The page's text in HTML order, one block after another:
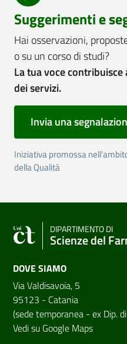
Suggerimenti e
Hai osservazioni,
o su un corso di studi?
La tua voce
dei servizi.
Invia una
Iniziativa promossa
della Qualità
DIPARTIMENTO DI
Scienze del
DOVE SIAMO
Via Valdisavoia, 5
95123 - Catania
(sede temporanea - ex Dip.
Vedi su Google Maps